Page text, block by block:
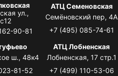
ул.,
90-81
АТЦ Семеновская
Семёновский пер, 4А
+7 (495) 085-74-61
ш., 48к4
81-52
АТЦ Лобненская
Лобненская, 17 стр.1
+7 (499) 110-53-06